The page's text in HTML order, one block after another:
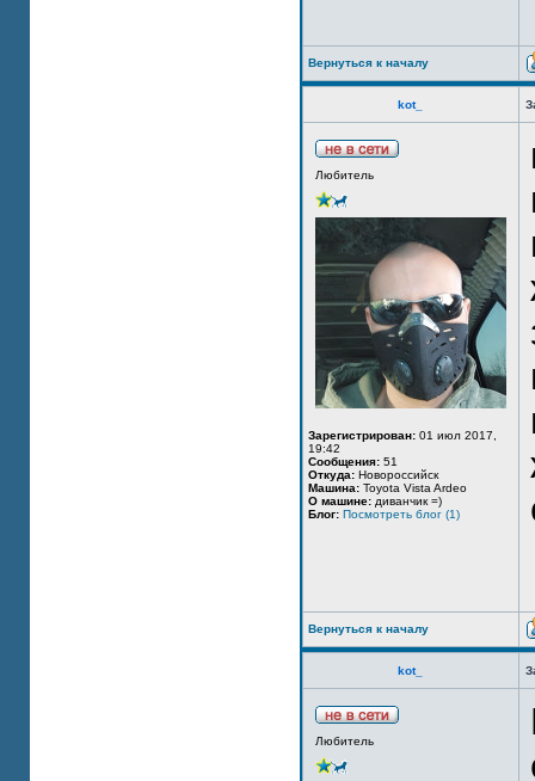
Вернуться к началу
kot_
Любитель
Зарегистрирован: 01 июл 2017,
19:42
Сообщения: 51
Откуда: Новороссийск
Машина: Toyota Vista Ardeo
О машине: диванчик =)
Блог: Посмотреть блог (1)
Вернуться к началу
kot_
Любитель